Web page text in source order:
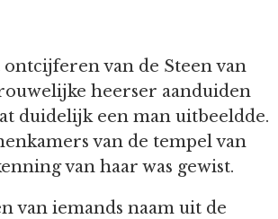
ontcijferen van de Steen van
heerser aanduiden
duidelijk een man uitbeeldde.
van de tempel van
van haar was gewist.
van iemands naam uit de